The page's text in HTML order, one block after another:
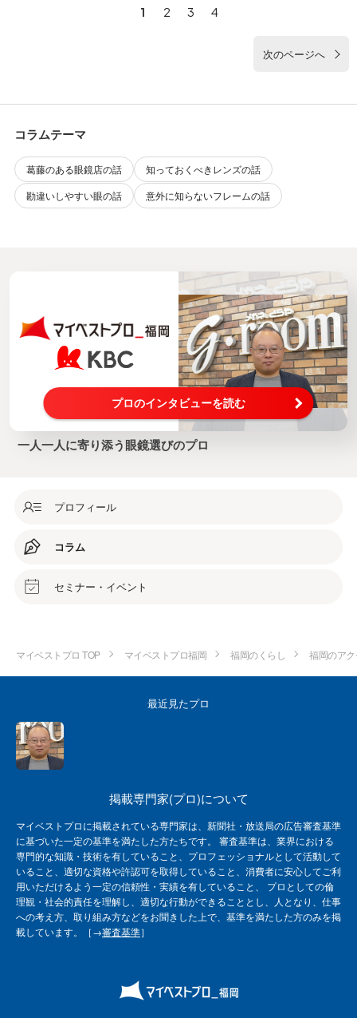
1 2 3 4
次のページへ
コラムテーマ
葛藤のある眼鏡店の話
知っておくべきレンズの話
勘違いしやすい眼の話
意外に知らないフレームの話
プロのインタビューを読む
一人一人に寄り添う眼鏡選びのプロ
プロフィール
コラム
セミナー・イベント
マイベストプロ TOP マイベストプロ福岡 福岡のくらし 福岡のア
最近見たプロ
掲載専門家(プロ)について
マイベストプロに掲載されている専門家は、新聞社・放送局の広告審査基準
に基づいた一定の基準を満たした方たちです。 審査基準は、業界における
専門的な知識・技術を有していること、プロフェッショナルとして活動して
いること、適切な資格や許認可を取得していること、消費者に安心してご利
用いただけるよう一定の信頼性・実績を有していること、 プロとしての倫
理観・社会的責任を理解し、適切な行動ができることとし、人となり、仕事
への考え方、取り組み方などをお聞きした上で、基準を満たした方のみを掲
載しています。［→審査基準］